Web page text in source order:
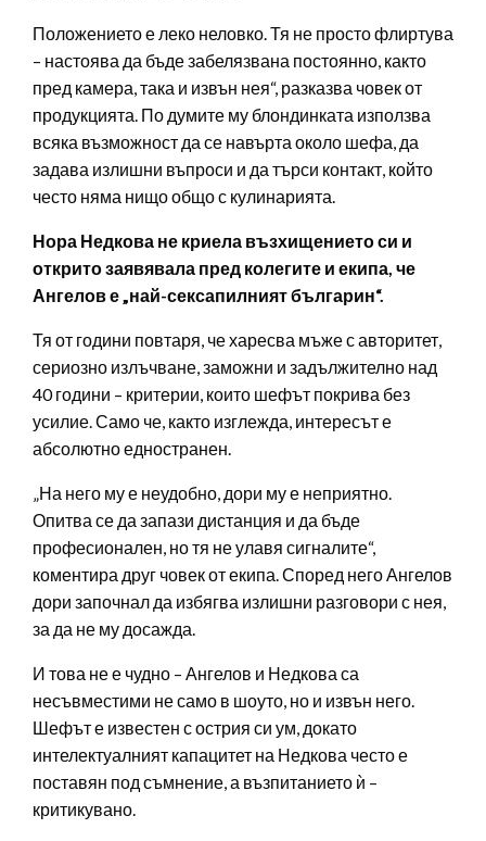
Положението е леко неловко. Тя не просто флиртува
– настоява да бъде забелязвана постоянно, както
пред камера, така и извън нея“, разказва човек от
продукцията. По думите му блондинката използва
всяка възможност да се навърта около шефа, да
задава излишни въпроси и да търси контакт, който
често няма нищо общо с кулинарията.
Нора Недкова не криела възхищението си и
открито заявявала пред колегите и екипа, че
Ангелов е „най-сексапилният българин“.
Тя от години повтаря, че харесва мъже с авторитет,
сериозно излъчване, заможни и задължително над
40 години – критерии, които шефът покрива без
усилие. Само че, както изглежда, интересът е
абсолютно едностранен.
„На него му е неудобно, дори му е неприятно.
Опитва се да запази дистанция и да бъде
професионален, но тя не улавя сигналите“,
коментира друг човек от екипа. Според него Ангелов
дори започнал да избягва излишни разговори с нея,
за да не му досажда.
И това не е чудно – Ангелов и Недкова са
несъвместими не само в шоуто, но и извън него.
Шефът е известен с острия си ум, докато
интелектуалният капацитет на Недкова често е
поставян под съмнение, а възпитанието ѝ –
критикувано.